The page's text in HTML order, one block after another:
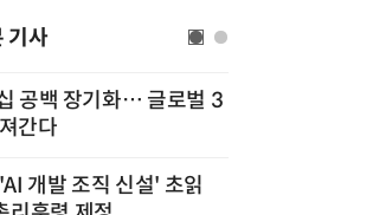
기사
공백 장기화… 글로벌 3
간다
개발 조직 신설' 초읽